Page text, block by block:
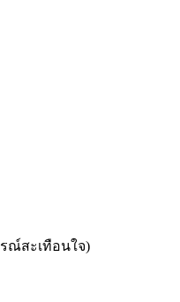
ณ์สะเทือนใจ)